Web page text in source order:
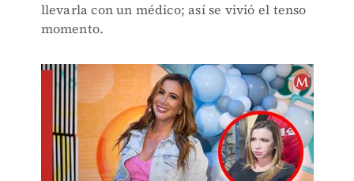
llevarla con un médico; así se vivió el tenso
momento.